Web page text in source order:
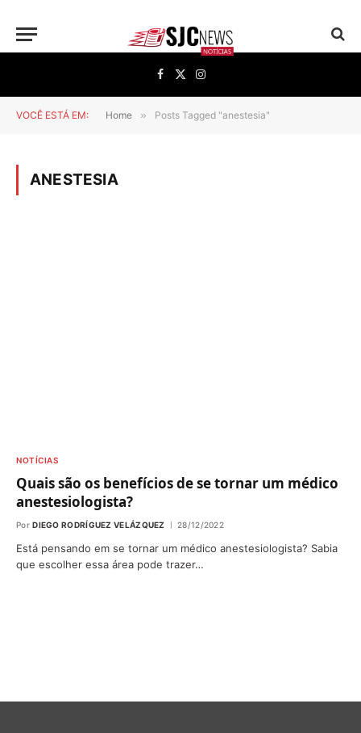
Facebook
X
(Twitter)
Instagram
VOCÊ ESTÁ EM: Home » Posts Tagged "anestesia"
ANESTESIA
NOTÍCIAS
Quais são os benefícios de se tornar um médico
anestesiologista?
Por DIEGO RODRÍGUEZ VELÁZQUEZ 28/12/2022
Está pensando em se tornar um médico anestesiologista? Sabia
que escolher essa área pode trazer…